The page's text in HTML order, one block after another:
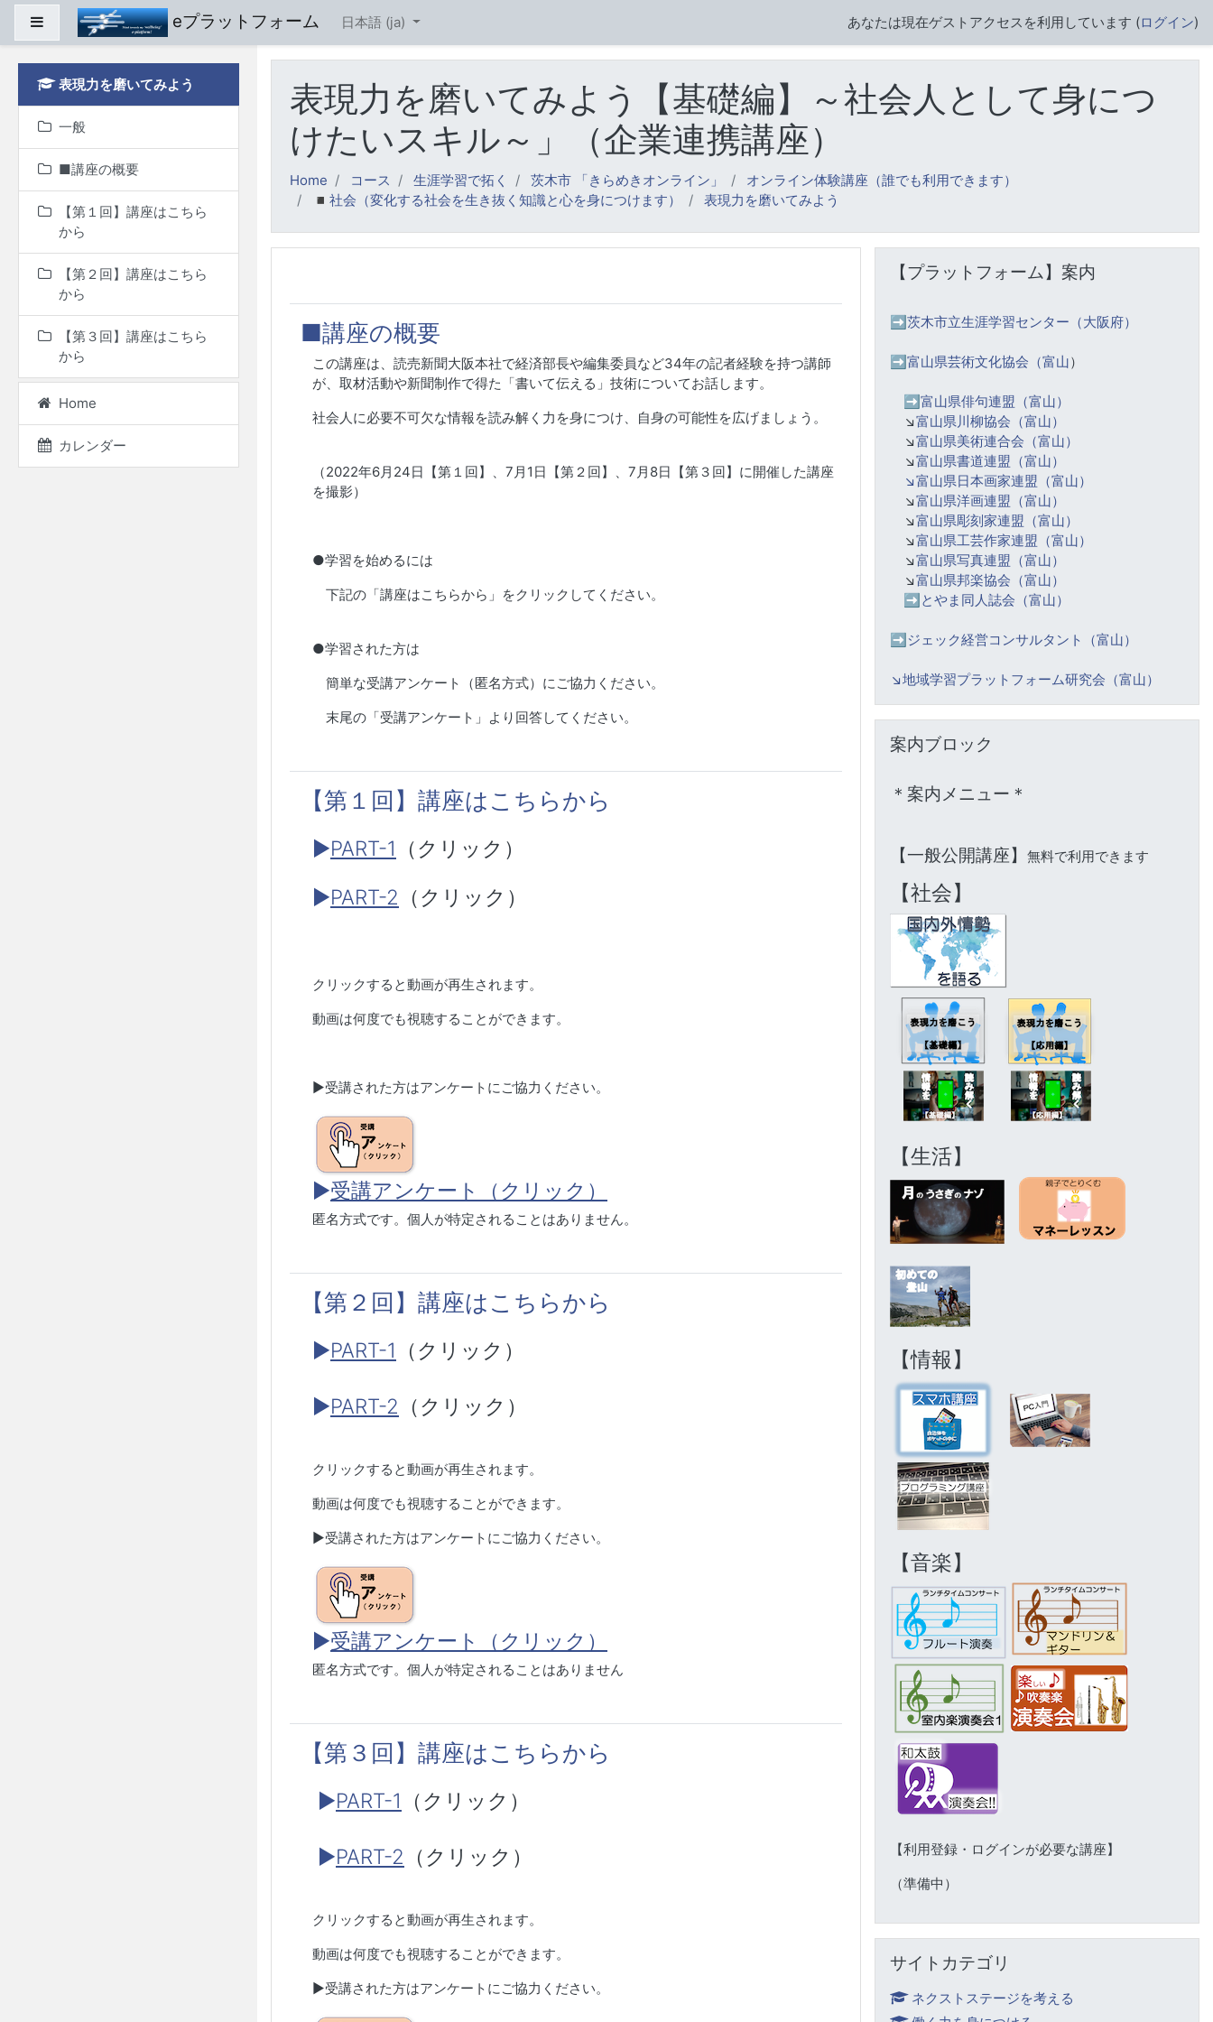
サイドパネル eプラットフォーム 日本語 ‎(ja)‎ あなたは現在ゲストアクセスを利用しています (ログイン)
表現力を磨いてみよう
一般
■講座の概要
【第１回】講座はこちら
から
【第２回】講座はこちら
から
【第３回】講座はこちら
から
Home
カレンダー
表現力を磨いてみよう【基礎編】～社会人として身につ
けたいスキル～」（企業連携講座）
Home コース 生涯学習で拓く 茨木市 「きらめきオンライン」
オンライン体験講座（誰でも利用できます）
◾️社会（変化する社会を生き抜く知識と心を身につけます）
表現力を磨いてみよう
トピックアウトライン
■講座の概要
この講座は、読売新聞大阪本社で経済部長や編集委員など34年の記者経験を持つ講師
が、取材活動や新聞制作で得た「書いて伝える」技術についてお話します。
社会人に必要不可欠な情報を読み解く力を身につけ、自身の可能性を広げましょう。
（2022年6月24日【第１回】、7月1日【第２回】、7月8日【第３回】に開催した講座
を撮影）
●学習を始めるには
下記の「講座はこちらから」をクリックしてください。
●学習された方は
簡単な受講アンケート（匿名方式）にご協力ください。
末尾の「受講アンケート」より回答してください。
【第１回】講座はこちらから
▶PART-1
（クリック）
▶PART-2 （クリック）
クリックすると動画が再生されます。
動画は何度でも視聴することができます。
▶︎受講された方はアンケートにご協力ください。
▶︎受講アンケート（クリック）
匿名方式です。個人が特定されることはありません。
【第２回】講座はこちらから
▶PART-1 （クリック）
▶PART-2 （クリック）
クリックすると動画が再生されます。
動画は何度でも視聴することができます。
▶︎受講された方はアンケートにご協力ください。
▶︎受講アンケート（クリック）
匿名方式です。個人が特定されることはありません
【第３回】講座はこちらから
▶PART-1 （クリック）
▶PART-2 （クリック）
クリックすると動画が再生されます。
動画は何度でも視聴することができます。
▶︎受講された方はアンケートにご協力ください。
【プラットフォーム】案内
➡️ 茨木市立生涯学習センター（大阪府）
➡️富山県芸術文化協会（富山）
➡️ 富山県俳句連盟（富山）
↘️富山県川柳協会（富山）
↘️富山県美術連合会（富山）
↘️富山県書道連盟（富山）
↘️富山県日本画家連盟（富山）
↘️富山県洋画連盟（富山）
↘️富山県彫刻家連盟（富山）
↘️富山県工芸作家連盟（富山）
↘️富山県写真連盟（富山）
↘️富山県邦楽協会（富山）
➡️ とやま同人誌会（富山）
➡️ジェック経営コンサルタント（富山）
↘️地域学習プラットフォーム研究会（富山）
案内ブロック
＊案内メニュー＊
【一般公開講座】 無料で利用できます
【社会】
【生活】
【情報】
【音楽】
【利用登録・ログインが必要な講座】
（準備中）
サイトカテゴリ
ネクストステージを考える